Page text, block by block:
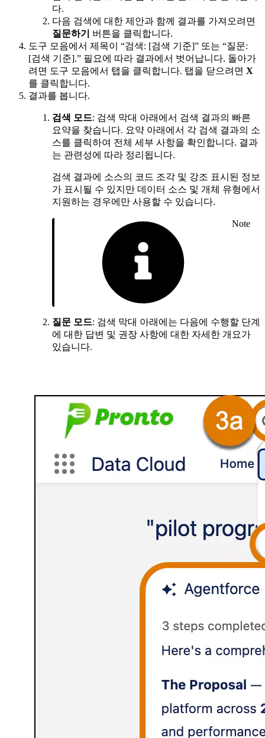
다.
다음 검색에 대한 제안과 함께 결과를 가져오려면
질문하기
버튼을 클릭합니다.
도구 모음에서 제목이 “검색: [검색 기준]” 또는 “질문:
[검색 기준].” 필요에 따라 결과에서 벗어납니다. 돌아가
려면 도구 모음에서 탭을 클릭합니다. 탭을 닫으려면 X
를 클릭합니다.
결과를 봅니다.
검색 모드: 검색 막대 아래에서 검색 결과의 빠른
요약을 찾습니다. 요약 아래에서 각 검색 결과의 소
스를 클릭하여 전체 세부 사항을 확인합니다. 결과
는 관련성에 따라 정리됩니다.
검색 결과에 소스의 코드 조각 및 강조 표시된 정보
가 표시될 수 있지만 데이터 소스 및 개체 유형에서
지원하는 경우에만 사용할 수 있습니다.
Note
질문 모드: 검색 막대 아래에는 다음에 수행할 단계
에 대한 답변 및 권장 사항에 대한 자세한 개요가
있습니다.